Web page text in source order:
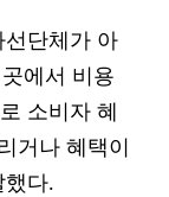
선단체가 아
에서 비용
소비자 혜
거나 혜택이
했다.